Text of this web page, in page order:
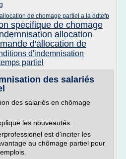
de chomage partiel a la ddtefp
specifique de chomage
allocation
d'allocation de
d'indemnisation
partiel
des salariés
des salariés en chômage
les nouveautés.
est d'inciter les
au chômage partiel pour